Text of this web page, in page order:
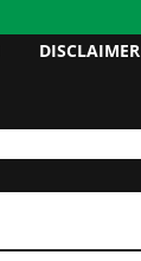
DISCLAIMER